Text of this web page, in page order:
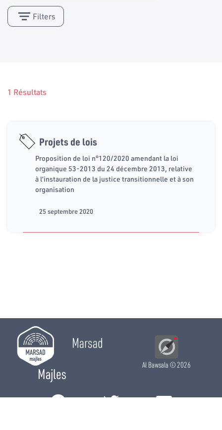
Filters
1 Résultats
Projets de lois
Proposition de loi n°120/2020 amendant la loi
organique 53-2013 du 24 décembre 2013, relative
à l’instauration de la justice transitionnelle et à son
organisation
25 septembre 2020
Marsad
Majles
Al Bawsala© 2026